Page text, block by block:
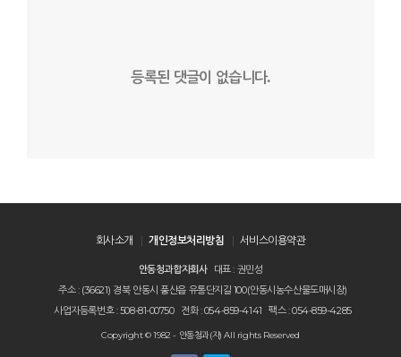
등록된 댓글이 없습니다.
회사소개 개인정보처리방침 서비스이용약관
안동청과합자회사
대표 : 권민성
주소 : (36621) 경북 안동시 풍산읍 유통단지길 100(안동시농수산물도매시장)
사업자등록번호 : 508-81-00750
전화 : 054-859-4141 팩스 : 054-859-4285
Copyright © 1982 - 안동청과(자) All rights Reserved